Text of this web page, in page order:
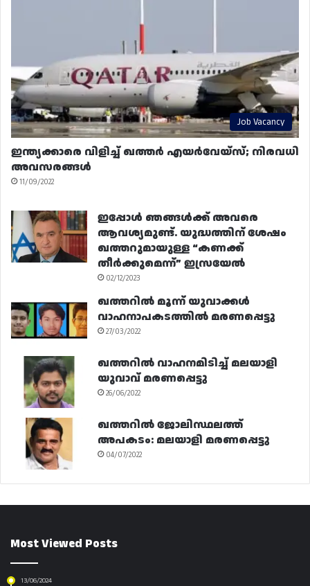
Job Vacancy
ഇന്ത്യക്കാരെ വിളിച്ച് ഖത്തർ എയർവേയ്‌സ്; നിരവധി
അവസരങ്ങൾ
11/09/2022
ഇപ്പോൾ ഞങ്ങൾക്ക് അവരെ
ആവശ്യമുണ്ട്. യുദ്ധത്തിന് ശേഷം
ഖത്തറുമായുള്ള “കണക്ക്
തീർക്കുമെന്ന്” ഇസ്രയേൽ
02/12/2023
ഖത്തറിൽ മൂന്ന് യുവാക്കൾ
വാഹനാപകടത്തിൽ മരണപ്പെട്ടു
27/03/2022
ഖത്തറിൽ വാഹനമിടിച്ച് മലയാളി
യുവാവ് മരണപ്പെട്ടു
26/06/2022
ഖത്തറിൽ ജോലിസ്ഥലത്ത്
അപകടം: മലയാളി മരണപ്പെട്ടു
04/07/2022
Most Viewed Posts
13/06/2024